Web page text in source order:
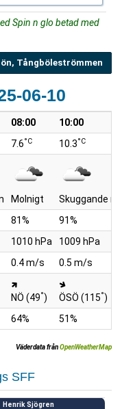
Spin n glo betad med
Tångböleströmmen
06-10
08:00
10:00
7.6°C 10.3°C
Molnigt
Skuggande
81%
91%
1010 hPa
1009 hPa
0.4 m/s
0.5 m/s
NÖ (49°) ÖSÖ (115°)
64% 51%
Väderdata frånOpenWeatherMap
SFF
Henrik Sjögren